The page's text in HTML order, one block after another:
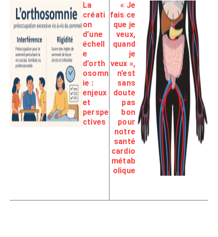
La
créati
on
d’une
échell
e
d’orth
osomn
ie :
enjeux
et
perspe
ctives
« Je
fais ce
que je
veux,
quand
je
veux »,
n’est
sans
doute
pas
bon
pour
notre
santé
cardio
métab
olique